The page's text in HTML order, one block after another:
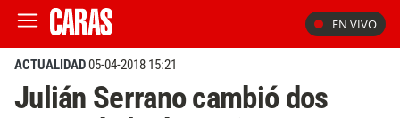
EN VIVO
ACTUALIDAD05-04-2018 15:21
Julián Serrano cambió dos